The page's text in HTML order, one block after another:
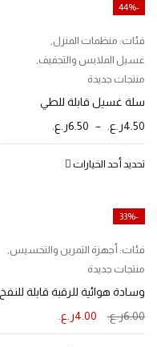
-44%
فئات: منظمات المنزل,
غسيل الملابس والتجفيف,
منتجات جديدة
سلة غسيل قابلة للطي
4.50ر.ع. –
6.50ر.ع.
تحديد أحد الخيارات
-33%
فئات: أجهزة التمرين والتخسيس,
منتجات جديدة
وسادة هوائية للرقبة قابلة للنفخ
6.00ر.ع. 4.00ر.ع.